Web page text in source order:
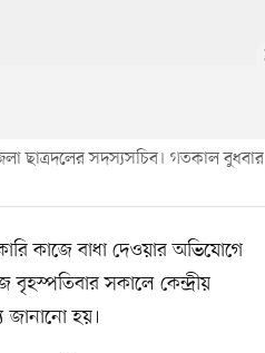
ছাত্রদ‌লের সদস্যসচিব। গতকাল বুধবার
কাজে বাধা দেওয়ার অভিযোগে
সকালে কেন্দ্রীয়
জানানো হয়।